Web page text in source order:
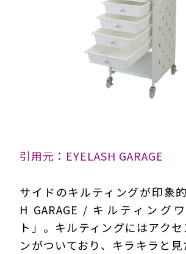
引用元：EYELASH GARAGE
サイドのキルティングが印象
H GARAGE / キルティング
ト」。キルティングにはアク
ンがついており、キラキラと